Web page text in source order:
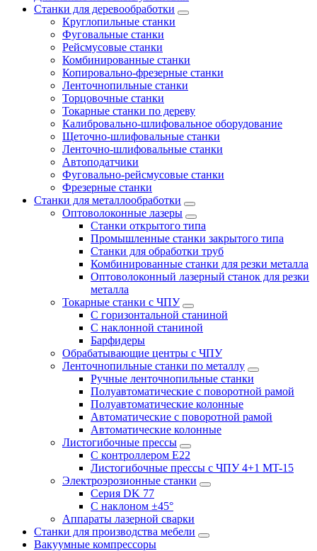
Станки для деревообработки
Круглопильные станки
Фуговальные станки
Рейсмусовые станки
Комбинированные станки
Копировально-фрезерные станки
Ленточнопильные станки
Торцовочные станки
Токарные станки по дереву
Калибровально-шлифовальное оборудование
Щеточно-шлифовальные станки
Ленточно-шлифовальные станки
Автоподатчики
Фуговально-рейсмусовые станки
Фрезерные станки
Станки для металлообработки
Оптоволоконные лазеры
Станки открытого типа
Промышленные станки закрытого типа
Станки для обработки труб
Комбинированные станки для резки металла
Оптоволоконный лазерный станок для резки
металла
Токарные станки с ЧПУ
С горизонтальной станиной
С наклонной станиной
Барфидеры
Обрабатывающие центры с ЧПУ
Ленточнопильные станки по металлу
Ручные ленточнопильные станки
Полуавтоматические с поворотной рамой
Полуавтоматические колонные
Автоматические с поворотной рамой
Автоматические колонные
Листогибочные прессы
С контроллером E22
Листогибочные прессы с ЧПУ 4+1 MT-15
Электроэрозионные станки
Серия DK 77
С наклоном ±45°
Аппараты лазерной сварки
Станки для производства мебели
Вакуумные компрессоры